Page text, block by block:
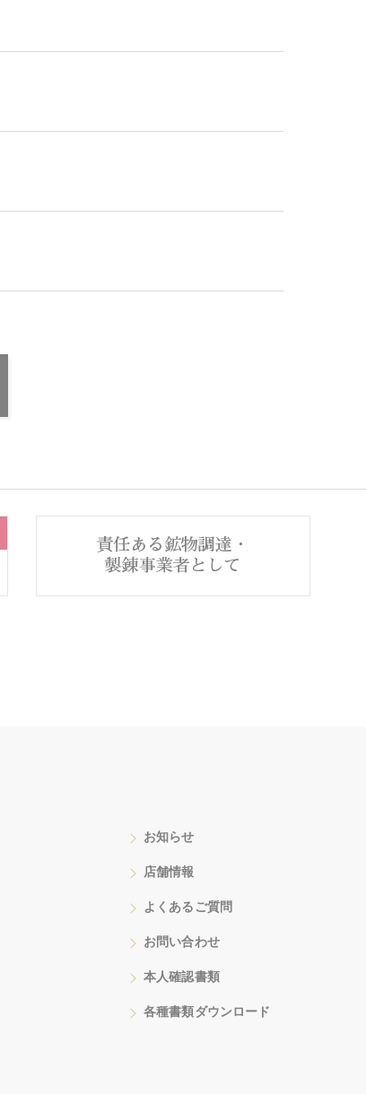
お知らせ
店舗情報
よくあるご質問
お問い合わせ
本人確認書類
各種書類ダウンロード